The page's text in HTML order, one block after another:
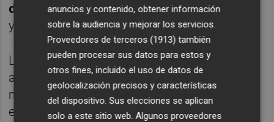
de conferenciase incluso transformadores
y material de laboratorio.
Los precios varían: por ejemplo, se puede
adquirir un planchador desde50 euros
mientras que maquinaria de mayor
envergadura alcanza los 11.000 euros.
anuncios y contenido, obtener información
sobre la audiencia y mejorar los servicios.
Proveedores de terceros (1913) también
pueden procesar sus datos para estos y
otros fines, incluido el uso de datos de
geolocalización precisos y características
del dispositivo. Sus elecciones se aplican
solo a este sitio web. Algunos proveedores